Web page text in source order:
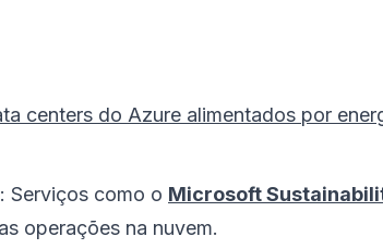
centers do Azure alimentados por
: Serviços como o Microsoft
operações na nuvem.